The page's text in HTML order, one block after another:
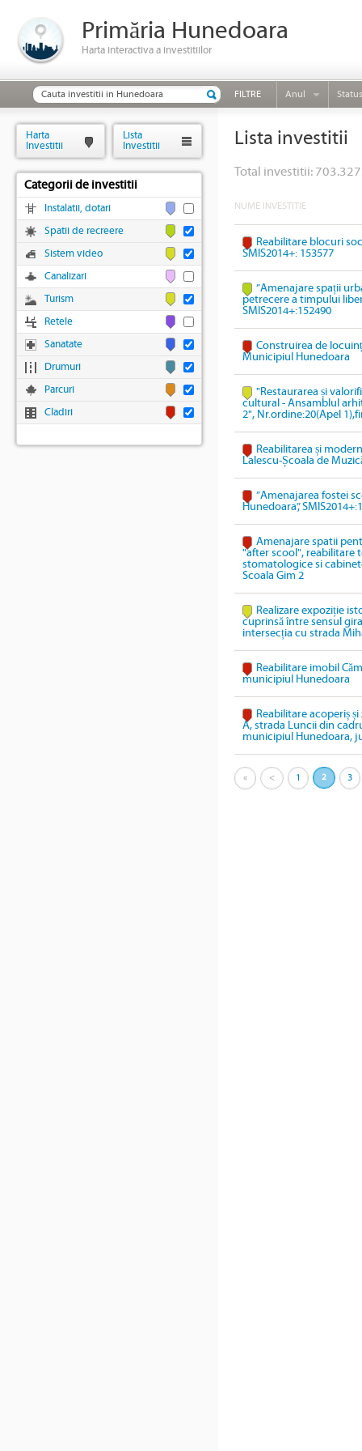
Primăria Hunedoara
Harta interactiva a investitiilor
FILTRE Anul Status
Lista investitii
Total investitii:
NUME INVESTITIE
Reabilitare blocuri
SMIS2014+: 153577
”Amenajare spații
petrecere a timpului
SMIS2014+:152490
Construirea de
Municipiul Hunedoara
"Restaurarea și
cultural - Ansamblul
2", Nr.ordine:20(Apel
Reabilitarea și
Lalescu-Școala de
”Amenajarea fostei
Hunedoara”,
Amenajare spatii
"after scool", reabilitare
stomatologice si
Scoala Gim 2
Realizare expoziție
cuprinsă între sensul
intersecția cu strada
Reabilitare imobil
municipiul Hunedoara
Reabilitare acoperiș
A, strada Luncii din
municipiul Hunedoara,
« < 1 2 3
Harta
Investitii
Lista
Investitii
Categorii de investitii
Instalatii, dotari
Spatii de recreere
Sistem video
Canalizari
Turism
Retele
Sanatate
Drumuri
Parcuri
Cladiri